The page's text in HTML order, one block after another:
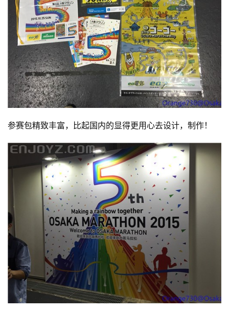
参赛包精致丰富，比起国内的显得更用心去设计，制作！